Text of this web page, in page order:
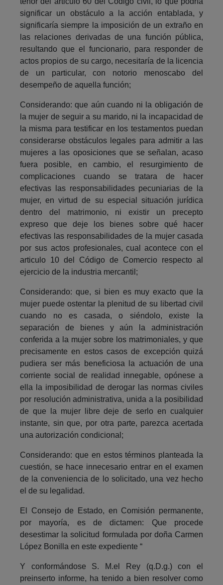
significar un obstáculo a la acción entablada, y
significaría siempre la imposición de un extraño en
las relaciones derivadas de una función pública,
resultando que el funcionario, para responder de
actos propios de su cargo, necesitaría de la licencia
de un particular, con notorio menoscabo del
desempeño de aquella función;
Considerando: que aún cuando ni la obligación de
la mujer de seguir a su marido, ni la incapacidad de
la misma para testificar en los testamentos puedan
considerarse obstáculos legales para admitir a las
mujeres a las oposiciones que se señalan, acaso
fuera posible, en cambio, el resurgimiento de
complicaciones cuando se tratara de hacer
efectivas las responsabilidades pecuniarias de la
mujer, en virtud de su especial situación jurídica
dentro del matrimonio, ni existir un precepto
expreso que deje los bienes sobre qué hacer
efectivas las responsabilidades de la mujer casada
por sus actos profesionales, cual acontece con el
articulo 10 del Código de Comercio respecto al
ejercicio de la industria mercantil;
Considerando: que, si bien es muy exacto que la
mujer puede ostentar la plenitud de su libertad civil
cuando no es casada, o siéndolo, existe la
separación de bienes y aún la administración
conferida a la mujer sobre los matrimoniales, y que
precisamente en estos casos de excepción quizá
pudiera ser más beneficiosa la actuación de una
corriente social de realidad innegable, opónese a
ella la imposibilidad de derogar las normas civiles
por resolución administrativa, unida a la posibilidad
de que la mujer libre deje de serlo en cualquier
instante, sin que, por otra parte, parezca acertada
una autorización condicional;
Considerando: que en estos términos planteada la
cuestión, se hace innecesario entrar en el examen
de la conveniencia de lo solicitado, una vez hecho
el de su legalidad.
El Consejo de Estado, en Comisión permanente,
por mayoría, es de dictamen: Que procede
desestimar la solicitud formulada por doña Carmen
López Bonilla en este expediente “
Y conformándose S. M.el Rey (q.D.g.) con el
preinserto informe, ha tenido a bien resolver como